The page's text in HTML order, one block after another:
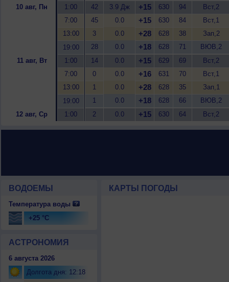
10 авг, Пн
1:00 42 3.9 Дж +15 630 94
Вст,2
7:00
45 0.0 +15 630 84
Вст,1
13:00
3 0.0 +28 628 38
Зап,2
19:00
28 0.0 +18 628 71
ВЮВ,2
11 авг, Вт
1:00 14 0.0 +15 629 69
Вст,2
7:00
0 0.0 +16 631 70
Вст,1
13:00
1 0.0 +28 628 35
Зап,1
19:00
1 0.0 +18 628 66
ВЮВ,2
12 авг, Ср
1:00 2 0.0 +15 630 64 Вст,2
ВОДОЕМЫ
Температура воды
+25 °C
АСТРОНОМИЯ
6 августа 2026
Долгота дня: 12:18
КАРТЫ ПОГОДЫ